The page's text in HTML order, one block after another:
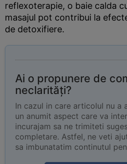
reflexoterapie, o baie calda
masajul pot contribui la
de detoxifiere.
Ai o propunere de
neclarități?
In cazul in care articolul nu a
un anumit aspect care va
incurajam sa ne trimiteti
completare. Astfel, ne veti
sa imbunatatim continutul